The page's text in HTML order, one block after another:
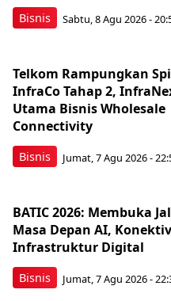
Bisnis Sabtu, 8 Agu 2026 -
Bisnis
Telkom Rampungkan
InfraCo Tahap 2,
Utama Bisnis Wholesale
Connectivity
Jumat, 7 Agu 2026 -
Bisnis
BATIC 2026: Membuka
Masa Depan AI,
Infrastruktur Digital
Jumat, 7 Agu 2026 -